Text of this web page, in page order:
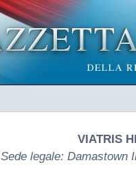
VIATRIS
Sede legale: Damastown